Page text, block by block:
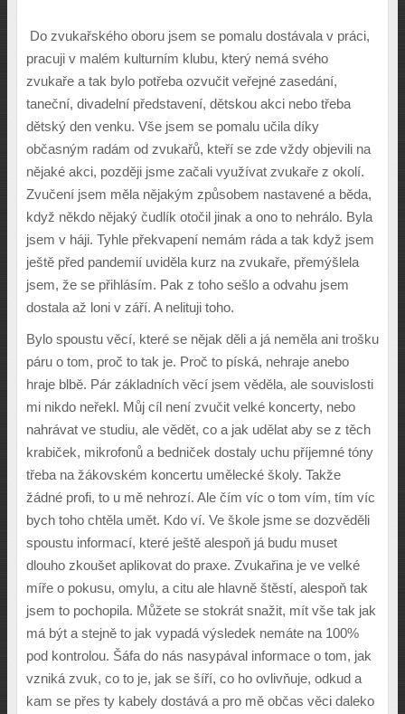
Do zvukařského oboru jsem se pomalu dostávala v práci,
pracuji v malém kulturním klubu, který nemá svého
zvukaře a tak bylo potřeba ozvučit veřejné zasedání,
taneční, divadelní představení, dětskou akci nebo třeba
dětský den venku. Vše jsem se pomalu učila díky
občasným radám od zvukařů, kteří se zde vždy objevili na
nějaké akci, později jsme začali využívat zvukaře z okolí.
Zvučení jsem měla nějakým způsobem nastavené a běda,
když někdo nějaký čudlík otočil jinak a ono to nehrálo. Byla
jsem v háji. Tyhle překvapení nemám ráda a tak když jsem
ještě před pandemií uviděla kurz na zvukaře, přemýšlela
jsem, že se přihlásím. Pak z toho sešlo a odvahu jsem
dostala až loni v září. A nelituji toho.
Bylo spoustu věcí, které se nějak děli a já neměla ani trošku
páru o tom, proč̌ to tak je. Proč to píská, nehraje anebo
hraje blbě. Pár základních věcí jsem věděla, ale souvislosti
mi nikdo neřekl. Můj cíl není zvučit velké koncerty, nebo
nahrávat ve studiu, ale vědět, co a jak udělat aby se z těch
krabiček, mikrofonů a bedniček dostaly uchu příjemné tóny
třeba na žákovském koncertu umělecké školy. Takže
žádné profi, to u mě nehrozí. Ale čím víc o tom vím, tím víc
bych toho chtěla umět. Kdo ví. Ve škole jsme se dozvěděli
spoustu informací, které ještě alespoň já budu muset
dlouho zkoušet aplikovat do praxe. Zvukařina je ve velké
míře o pokusu, omylu, a citu ale hlavně štěstí, alespoň tak
jsem to pochopila. Můžete se stokrát snažit, mít vše tak jak
má být a stejně to jak vypadá výsledek nemáte na 100%
pod kontrolou. Šáfa do nás nasypával informace o tom, jak
vzniká zvuk, co to je, jak se šíří, co ho ovlivňuje, odkud a
kam se přes ty kabely dostává a pro mě občas věci daleko